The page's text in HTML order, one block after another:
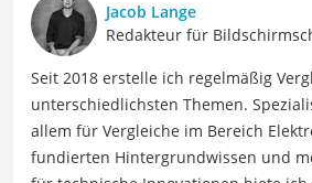
Jacob Lange
Redakteur für
Seit 2018 erstelle ich regelmäßig
unterschiedlichsten Themen.
allem für Vergleiche im Bereich
fundierten Hintergrundwissen und